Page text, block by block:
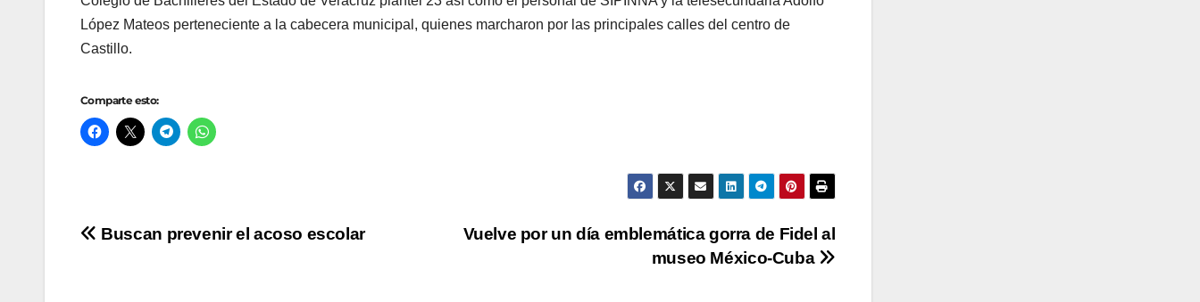
López Mateos perteneciente a la cabecera municipal, quienes marcharon por las principales calles del centro de
Castillo.
Comparte esto:
Navegación
Vuelve por un día emblemática gorra de Fidel al
museo México-Cuba
Buscan prevenir el acoso escolar